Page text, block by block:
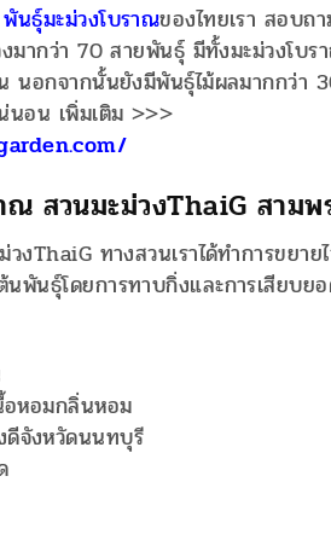
พันธุ์มะม่วงโบราณของไทยเรา สอบถ
มากว่า 70 สายพันธุ์ มีทั้งมะม่วงโบ
นอกจากนั้นยังมีพันธุ์ไม้ผลมากกว่า
นอน เพิ่มเติม >>>
ณ สวนมะม่วงThaiG สามพ
งThaiG ทางสวนเราได้ทำการขยาย
พันธุ์โดยการทาบกิ่งและการเสียบย
อหอมกลิ่นหอม
ดีจังหวัดนนทบุรี